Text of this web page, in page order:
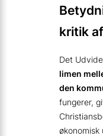
kritik
Det
limen
den
fungerer,
økonomisk